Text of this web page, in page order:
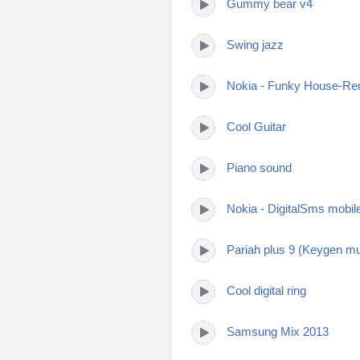
Gummy bear v4
Swing jazz
Nokia - Funky House-
Cool Guitar
Piano sound
Nokia - DigitalSms
Pariah plus 9 (Keygen
Cool digital ring
Samsung Mix 2013